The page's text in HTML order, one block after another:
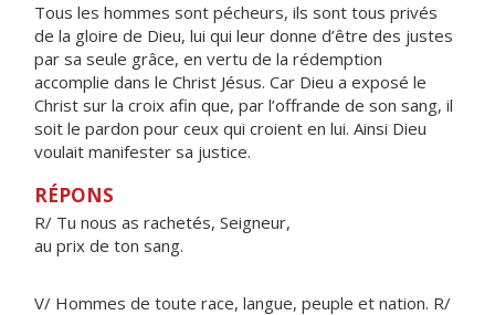
Tous les hommes sont pécheurs, ils sont tous privés
de la gloire de Dieu, lui qui leur donne d’être des justes
par sa seule grâce, en vertu de la rédemption
accomplie dans le Christ Jésus. Car Dieu a exposé le
Christ sur la croix afin que, par l’offrande de son sang, il
soit le pardon pour ceux qui croient en lui. Ainsi Dieu
voulait manifester sa justice.
RÉPONS
R/ Tu nous as rachetés, Seigneur,
au prix de ton sang.
V/ Hommes de toute race, langue, peuple et nation. R/